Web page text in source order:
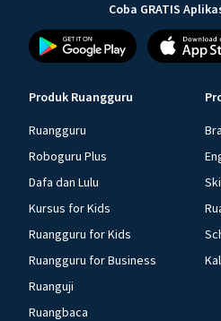
Coba GRATIS
Produk Ruangguru
Ruangguru
Roboguru Plus
Dafa dan Lulu
Kursus for Kids
Ruangguru for Kids
Ruangguru for Business
Ruanguji
Ruangbaca